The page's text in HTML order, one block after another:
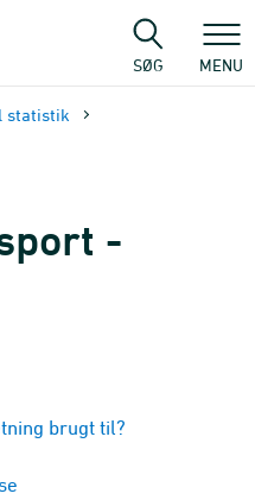
SØG MENU
statistik
-
brugt til?